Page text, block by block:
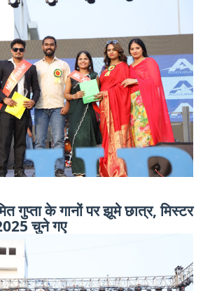
गुप्ता के गानों पर झूमे छात्र, मिस्टर
चुने गए